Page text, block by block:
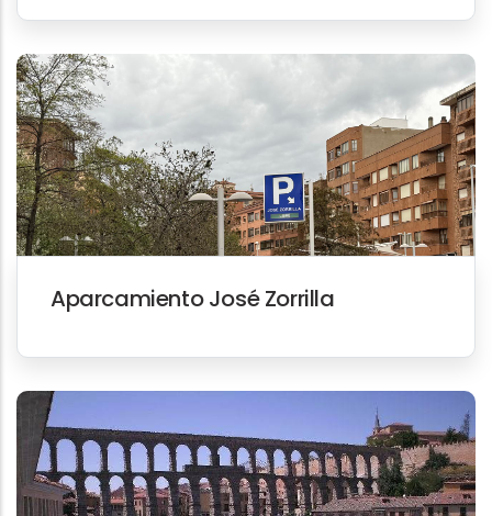
Aparcamiento José Zorrilla